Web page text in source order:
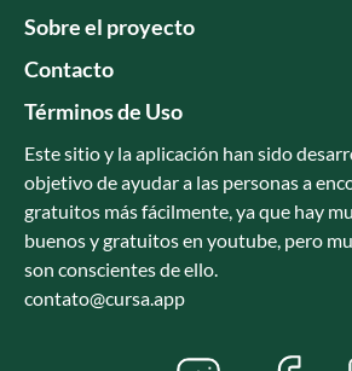
Sobre el proyecto
Contacto
Términos de Uso
Este sitio y la aplicación han sido
objetivo de ayudar a las personas a
gratuitos más fácilmente, ya que hay
buenos y gratuitos en youtube, pero
son conscientes de ello.
contato@cursa.app